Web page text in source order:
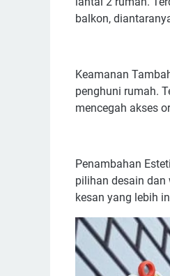
balkon,
Keamanan
penghuni rumah.
mencegah akses
Penambahan
pilihan desain dan
kesan yang lebih